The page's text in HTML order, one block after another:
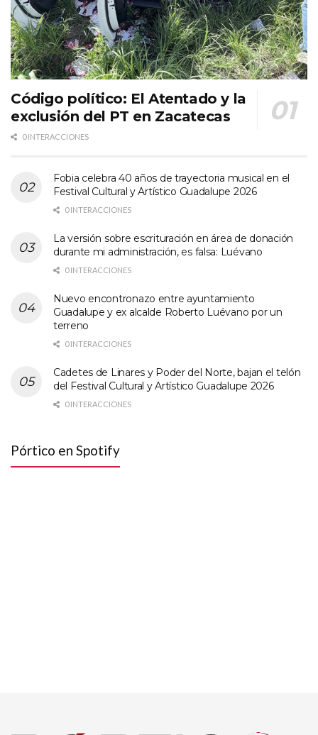
Código político: El Atentado y la
exclusión del PT en Zacatecas
0 INTERACCIONES
Fobia celebra 40 años de trayectoria musical en el
Festival Cultural y Artístico Guadalupe 2026
0 INTERACCIONES
La versión sobre escrituración en área de donación
durante mi administración, es falsa: Luévano
0 INTERACCIONES
Nuevo encontronazo entre ayuntamiento
Guadalupe y ex alcalde Roberto Luévano por un
terreno
0 INTERACCIONES
Cadetes de Linares y Poder del Norte, bajan el telón
del Festival Cultural y Artístico Guadalupe 2026
0 INTERACCIONES
Pórtico en Spotify